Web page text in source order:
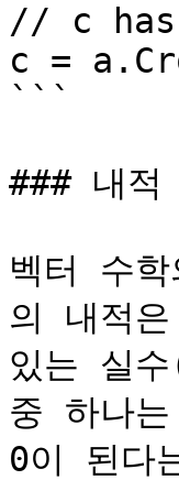
// c
c =
```
### 내적
벡터 수
의 내적
있는 실
중 하나
0이 된다